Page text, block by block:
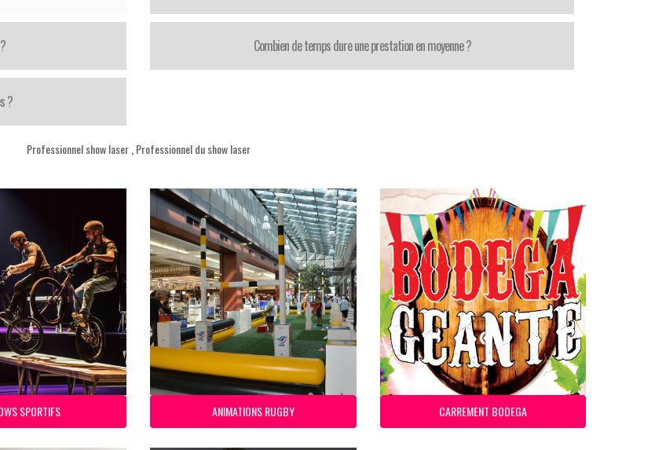
?
Combien de temps dure une prestation en moyenne ?
Professionnel show laser, Professionnel du show laser
SPORTIFS ANIMATIONS RUGBY CARREMENT BODEGA